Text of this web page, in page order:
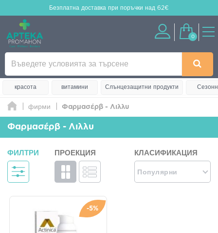
Безплатна доставка при поръчки над 62€
0
красота витамини Слънцезащитни продукти
фирми Φαρμασέρβ - Λιλλυ
Φαρμασέρβ - Λιλλυ
ФИЛТРИ ПРОЕКЦИЯ КЛАСИФИКАЦИЯ
Популярни
-5%